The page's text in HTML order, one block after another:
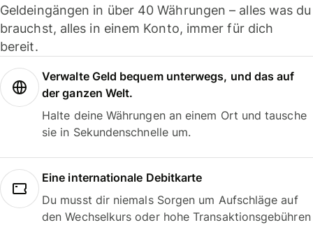
Geldeingängen in über 40 Währungen – alles was du
brauchst, alles in einem Konto, immer für dich
bereit.
Verwalte Geld bequem unterwegs, und das auf
der ganzen Welt.
Halte deine Währungen an einem Ort und tausche
sie in Sekundenschnelle um.
Eine internationale Debitkarte
Du musst dir niemals Sorgen um Aufschläge auf
den Wechselkurs oder hohe Transaktionsgebühren